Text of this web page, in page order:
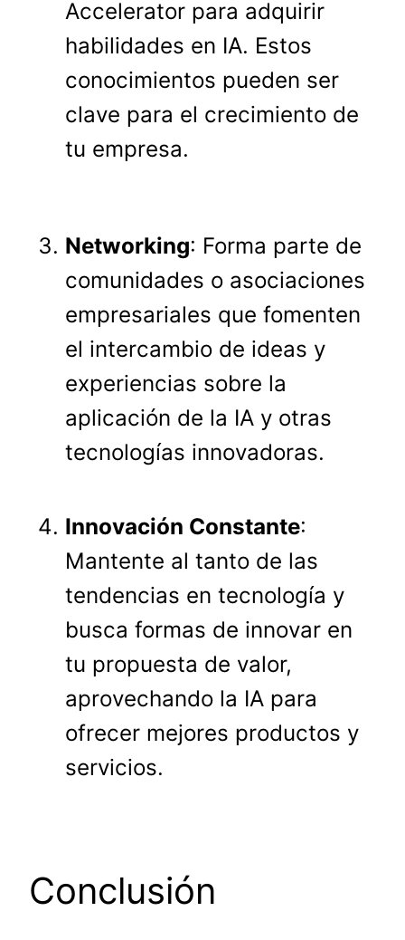
Accelerator para adquirir
habilidades en IA. Estos
conocimientos pueden ser
clave para el crecimiento de
tu empresa.
Networking: Forma parte de
comunidades o asociaciones
empresariales que fomenten
el intercambio de ideas y
experiencias sobre la
aplicación de la IA y otras
tecnologías innovadoras.
Innovación Constante:
Mantente al tanto de las
tendencias en tecnología y
busca formas de innovar en
tu propuesta de valor,
aprovechando la IA para
ofrecer mejores productos y
servicios.
Conclusión